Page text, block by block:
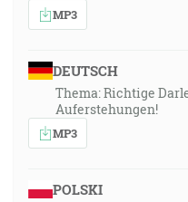
MP3
DEUTSCH
Thema: Richtige
Auferstehungen!
MP3
POLSKI